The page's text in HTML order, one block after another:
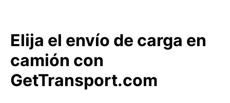
Elija el envío de carga en
camión con
GetTransport.com